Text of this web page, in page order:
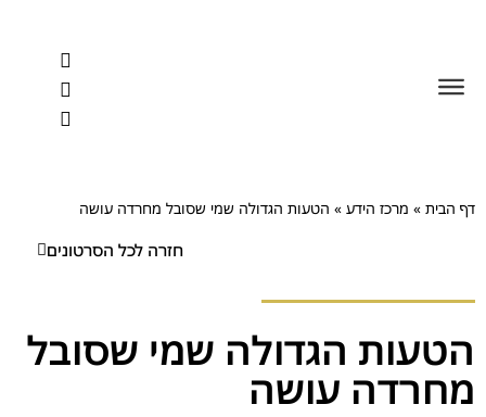
דף הבית » מרכז הידע » הטעות הגדולה שמי שסובל מחרדה עושה
חזרה לכל הסרטונים
הטעות הגדולה שמי שסובל
מחרדה עושה